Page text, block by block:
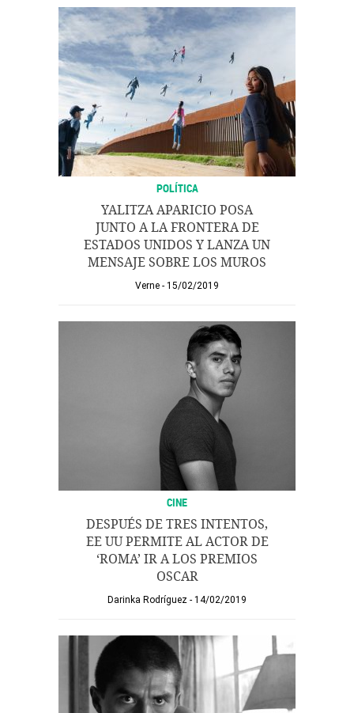
POLÍTICA
YALITZA APARICIO POSA
JUNTO A LA FRONTERA DE
ESTADOS UNIDOS Y LANZA UN
MENSAJE SOBRE LOS MUROS
Verne 15/02/2019
CINE
DESPUÉS DE TRES INTENTOS,
EE UU PERMITE AL ACTOR DE
‘ROMA’ IR A LOS PREMIOS
OSCAR
Darinka Rodríguez 14/02/2019